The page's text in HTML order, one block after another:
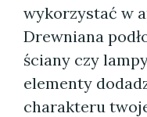
wykorzystać w
Drewniana
ściany czy
elementy
charakteru